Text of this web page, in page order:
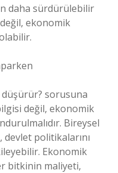
daha sürdürülebilir
ekonomik
düşürür? sorusuna
değil, ekonomik
Bireysel
devlet politikalarını
Ekonomik
bitkinin maliyeti,